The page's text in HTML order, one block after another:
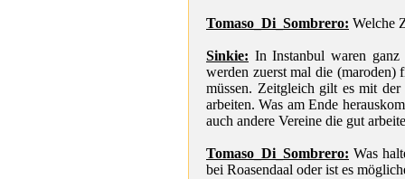
Tomaso_Di_Sombrero: Welche
Sinkie: In Instanbul waren
werden zuerst mal die (maroden)
müssen. Zeitgleich gilt es mit
arbeiten. Was am Ende
auch andere Vereine die gut
Tomaso_Di_Sombrero: Was
bei Roasendaal oder ist es